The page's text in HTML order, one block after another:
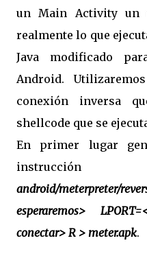
un Main Activity un
realmente lo que
Java modificado
Android.
conexión inversa
shellcode que se
En primer lugar
android/meterpreter/
esperaremos>
conectar> R > meter.apk.